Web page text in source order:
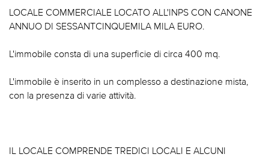
LOCALE COMMERCIALE LOCATO ALL'INPS CON CANONE
ANNUO DI SESSANTCINQUEMILA MILA EURO.
L'immobile consta di una superficie di circa 400 mq.
L'immobile è inserito in un complesso a destinazione mista,
con la presenza di varie attività.
IL LOCALE COMPRENDE TREDICI LOCALI E ALCUNI